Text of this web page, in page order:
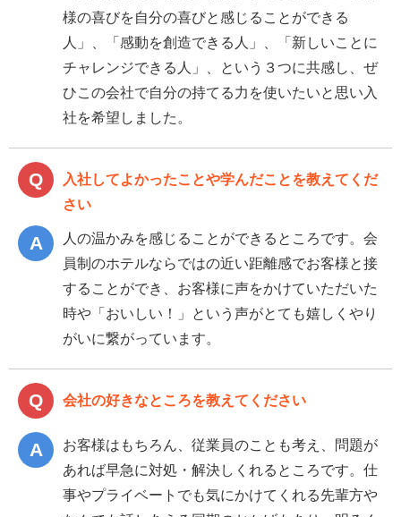
様の喜びを自分の喜びと感じることができる
人」、「感動を創造できる人」、「新しいことに
チャレンジできる人」、という３つに共感し、ぜ
ひこの会社で自分の持てる力を使いたいと思い入
社を希望しました。
入社してよかったことや学んだことを教えてくだ
さい
人の温かみを感じることができるところです。会
員制のホテルならではの近い距離感でお客様と接
することができ、お客様に声をかけていただいた
時や「おいしい！」という声がとても嬉しくやり
がいに繋がっています。
会社の好きなところを教えてください
お客様はもちろん、従業員のことも考え、問題が
あれば早急に対処・解決しくれるところです。仕
事やプライベートでも気にかけてくれる先輩方や